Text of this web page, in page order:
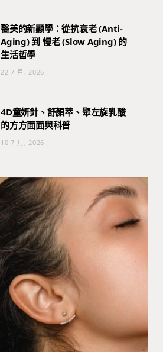
醫美的新顯學：從抗衰老 (Anti-
Aging) 到 慢老 (Slow Aging) 的
生活哲學
22 7 月, 2026
4D童妍針、舒顏萃、聚左旋乳酸
的方方面面與科普
10 7 月, 2026